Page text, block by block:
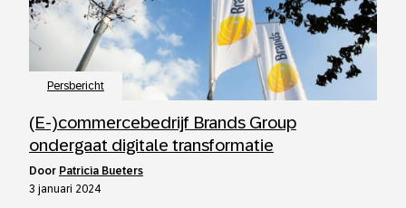
Persbericht
(E-)commercebedrijf Brands Group
ondergaat digitale transformatie
door Patricia Bueters
3 januari 2024